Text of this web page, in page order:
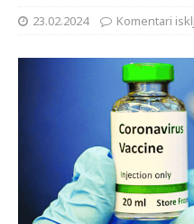
23.02.2024 Komentari